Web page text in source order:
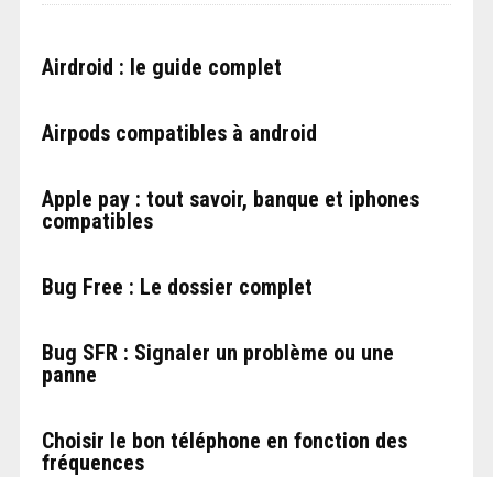
Airdroid : le guide complet
Airpods compatibles à android
Apple pay : tout savoir, banque et iphones
compatibles
Bug Free : Le dossier complet
Bug SFR : Signaler un problème ou une
panne
Choisir le bon téléphone en fonction des
fréquences